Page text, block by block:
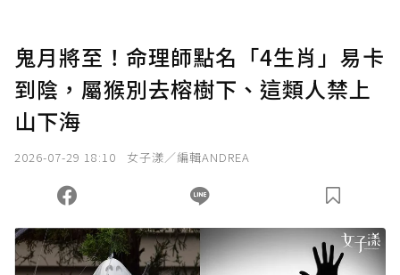
確認送出
您當前剩餘 U 利點數：0點；前往 購買點數
鬼月將至！命理師點名「4生肖」易卡
到陰，屬猴別去榕樹下、這類人禁上
山下海
2026-07-29 18:10 女子漾／編輯ANDREA